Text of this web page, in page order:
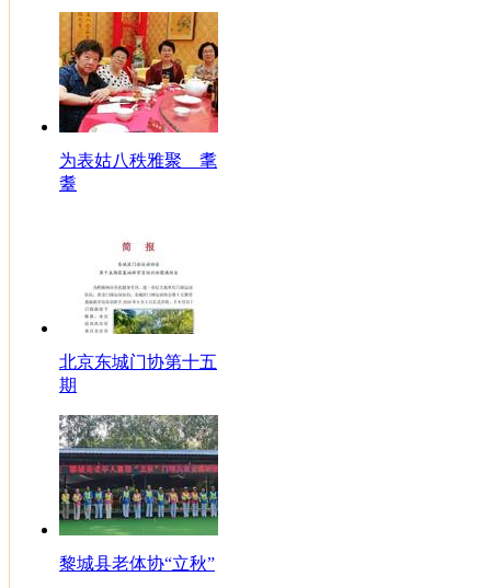
为表姑八秩雅聚 耄
耋
北京东城门协第十五
期
黎城县老体协“立秋”